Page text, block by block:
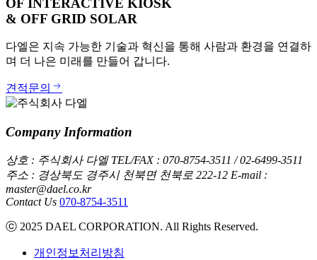
& OFF GRID SOLAR
다엘은 지속 가능한 기술과 혁신을 통해 사람과 환경을 연결하
며 더 나은 미래를 만들어 갑니다.
견적문의
Company Information
상호 : 주식회사 다엘 TEL/FAX : 070-8754-3511 / 02-6499-3511
주소 : 경상북도 경주시 천북면 천북로 222-12 E-mail :
master@dael.co.kr
Contact Us 070-8754-3511
ⓒ 2025 DAEL CORPORATION. All Rights Reserved.
개인정보처리방침